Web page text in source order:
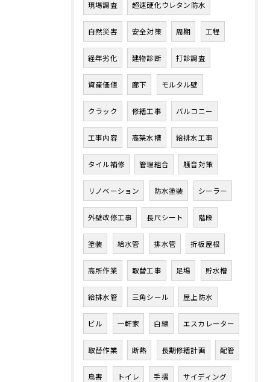
現場調査 超速硬化ウレタン防水
自然災害 安全対策 周期 工程
経年劣化 建物診断 打診調査
資産価値 廊下 モルタル壁
クラック 修繕工事 バルコニー
工事内容 高架水槽 給排水工事
タイル補修 管理組合 騒音対策
リノベーション 防水塗装 シーラー
外壁改修工事 長尺シート 階段
塗装 給水管 排水管 折板屋根
高所作業 取替工事 足場 貯水槽
給排水管 三角シール 屋上防水
ビル 一軒家 白線 エスカレーター
取替作業 断熱 長期修繕計画 配管
鳥害 トイレ 手摺 サイディング